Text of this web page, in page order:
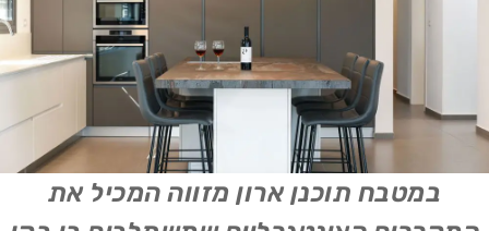
במטבח תוכנן ארון מזווה המכיל את